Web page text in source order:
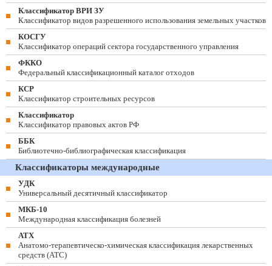
Классификатор ВРИ ЗУ
Классификатор видов разрешенного использования земельных участков
КОСГУ
Классификатор операций сектора государственного управления
ФККО
Федеральный классификационный каталог отходов
КСР
Классификатор строительных ресурсов
Классификатор
Классификатор правовых актов РФ
ББК
Библиотечно-библиографическая классификация
Классификаторы международные
УДК
Универсальный десятичный классификатор
МКБ-10
Международная классификация болезней
АТХ
Анатомо-терапевтическо-химическая классификация лекарственных
средств (ATC)